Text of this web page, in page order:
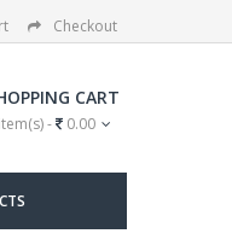
Checkout
CART
- 0.00